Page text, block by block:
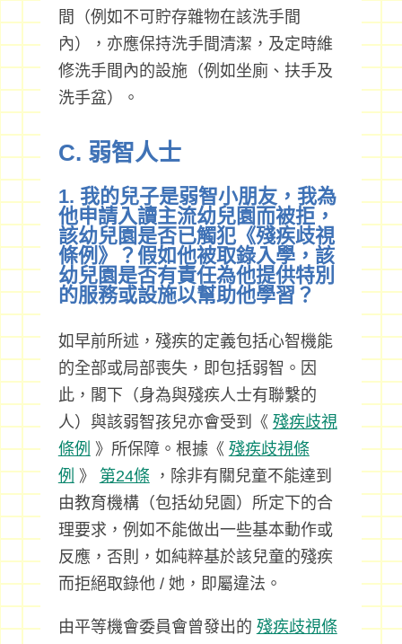
間（例如不可貯存雜物在該洗手間
內），亦應保持洗手間清潔，及定時維
修洗手間內的設施（例如坐廁、扶手及
洗手盆）。
C. 弱智人士
1. 我的兒子是弱智小朋友，我為
他申請入讀主流幼兒園而被拒，
該幼兒園是否已觸犯《殘疾歧視
條例》？假如他被取錄入學，該
幼兒園是否有責任為他提供特別
的服務或設施以幫助他學習？
如早前所述，殘疾的定義包括心智機能
的全部或局部喪失，即包括弱智。因
此，閣下（身為與殘疾人士有聯繫的
人）與該弱智孩兒亦會受到《 殘疾歧視
條例 》所保障。根據《 殘疾歧視條
例 》 第24條 ，除非有關兒童不能達到
由教育機構（包括幼兒園）所定下的合
理要求，例如不能做出一些基本動作或
反應，否則，如純粹基於該兒童的殘疾
而拒絕取錄他 / 她，即屬違法。
由平等機會委員會曾發出的 殘疾歧視條